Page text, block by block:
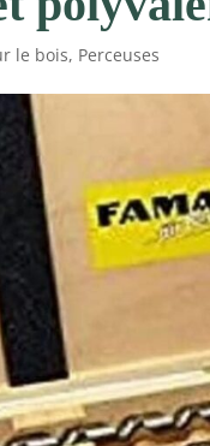
le bois, Perceuses